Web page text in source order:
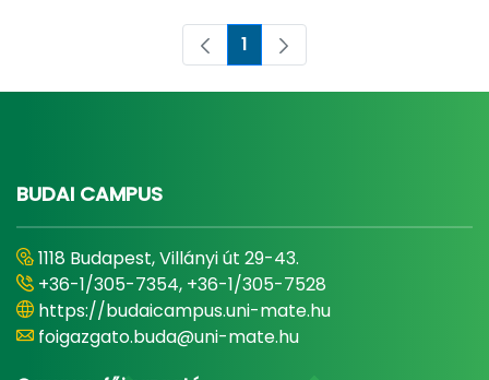
Oldal
1
BUDAI CAMPUS
1118 Budapest, Villányi út 29-43.
+36-1/305-7354, +36-1/305-7528
https://budaicampus.uni-mate.hu
foigazgato.buda@uni-mate.hu